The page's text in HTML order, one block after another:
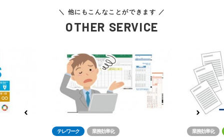
＼ 他にもこんなことができます ／
OTHER SERVICE
テレワーク 業務効率化 業務効率化